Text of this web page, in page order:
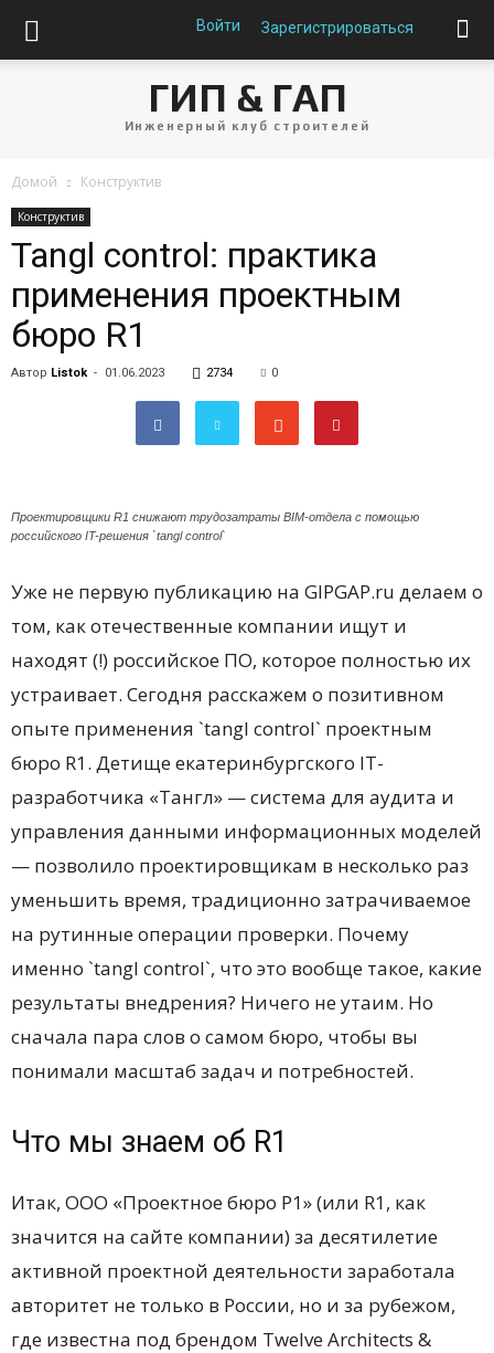
Войти Зарегистрироваться
ГИП & ГАП
Инженерный клуб строителей
Домой Конструктив
Конструктив
Tangl control: практика
применения проектным
бюро R1
Автор Listok - 01.06.2023 2734 0
Проектировщики R1 снижают трудозатраты BIM-отдела с помощью
российского IT-решения `tangl control`
Уже не первую публикацию на GIPGAP.ru делаем о
том, как отечественные компании ищут и
находят (!) российское ПО, которое полностью их
устраивает. Сегодня расскажем о позитивном
опыте применения `tangl control` проектным
бюро R1. Детище екатеринбургского IT-
разработчика «Тангл» — система для аудита и
управления данными информационных моделей
— позволило проектировщикам в несколько раз
уменьшить время, традиционно затрачиваемое
на рутинные операции проверки. Почему
именно `tangl control`, что это вообще такое, какие
результаты внедрения? Ничего не утаим. Но
сначала пара слов о самом бюро, чтобы вы
понимали масштаб задач и потребностей.
Что мы знаем об R1
Итак, ООО «Проектное бюро Р1» (или R1, как
значится на сайте компании) за десятилетие
активной проектной деятельности заработала
авторитет не только в России, но и за рубежом,
где известна под брендом Twelve Architects &